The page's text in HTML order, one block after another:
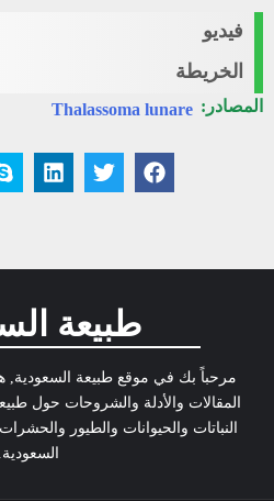
فيديو
الخريطة
المصادر: Thalassoma lunare
طبيعة
مرحباً بك في موقع طبيعة
المقالات والأدلة والشروحات حول
النباتات والحيوانات والطيور
السعودية.